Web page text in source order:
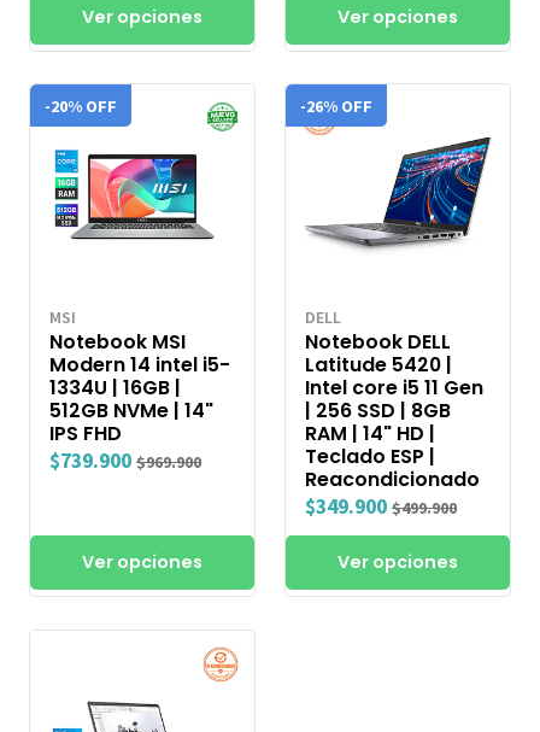
Ver opciones Ver opciones
-20% OFF
MSI
Notebook MSI
Modern 14 intel i5-
1334U | 16GB |
512GB NVMe | 14"
IPS FHD
$739.900 $969.900
Ver opciones
-26% OFF
DELL
Notebook DELL
Latitude 5420 |
Intel core i5 11 Gen
| 256 SSD | 8GB
RAM | 14" HD |
Teclado ESP |
Reacondicionado
$349.900 $499.900
Ver opciones